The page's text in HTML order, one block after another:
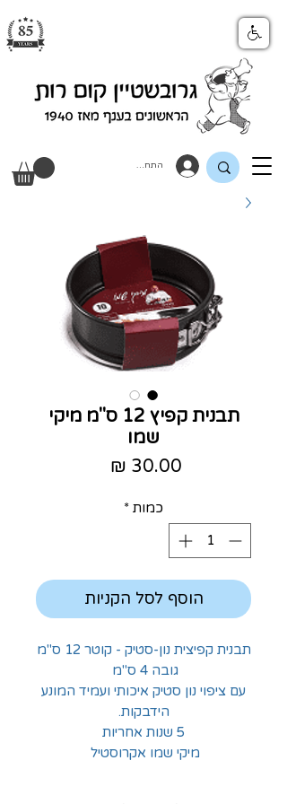
התחבר
תבנית קפיץ 12 ס"מ מיקי
שמו
כמות *
הוסף לסל הקניות
תבנית קפיצית נון-סטיק - קוטר 12 ס"מ
גובה 4 ס"מ
עם ציפוי נון סטיק איכותי ועמיד המונע
הידבקות.
5 שנות אחריות
מיקי שמו אקרוסטיל